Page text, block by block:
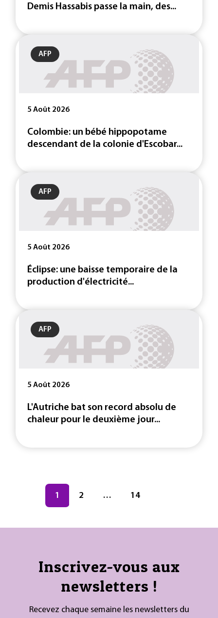
Demis Hassabis passe la main, des...
AFP
5 Août 2026
Colombie: un bébé hippopotame
descendant de la colonie d'Escobar...
AFP
5 Août 2026
Éclipse: une baisse temporaire de la
production d'électricité...
AFP
5 Août 2026
L'Autriche bat son record absolu de
chaleur pour le deuxième jour...
Navigation des articles
Page
1 Page
2 … Page
14
Inscrivez-vous aux
newsletters !
Recevez chaque semaine les newsletters du